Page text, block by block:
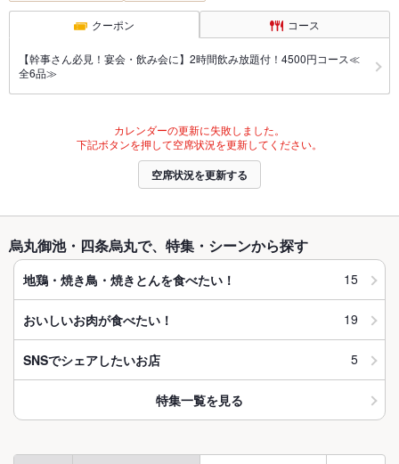
クーポン コース
【幹事さん必見！宴会・飲み会に】2時間飲み放題付！4500円コース≪
全6品≫
カレンダーの更新に失敗しました。
下記ボタンを押して空席状況を更新してください。
空席状況を更新する
烏丸御池・四条烏丸で、特集・シーンから探す
地鶏・焼き鳥・焼きとんを食べたい！ 15
おいしいお肉が食べたい！ 19
SNSでシェアしたいお店 5
特集一覧を見る